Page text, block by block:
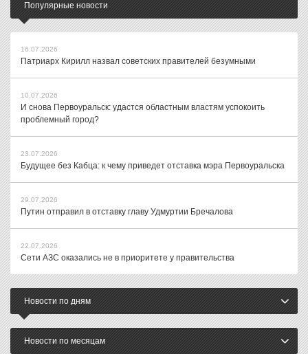
Популярные новости
16.07.2026
Патриарх Кирилл назвал советских правителей безумными
10.07.2026
И снова Первоуральск: удастся областным властям успокоить
проблемный город?
23.07.2026
Будущее без Кабца: к чему приведет отставка мэра Первоуральска
29.07.2026
Путин отправил в отставку главу Удмуртии Бречалова
22.07.2026
Сети АЗС оказались не в приоритете у правительства
Новости по дням
Новости по месяцам